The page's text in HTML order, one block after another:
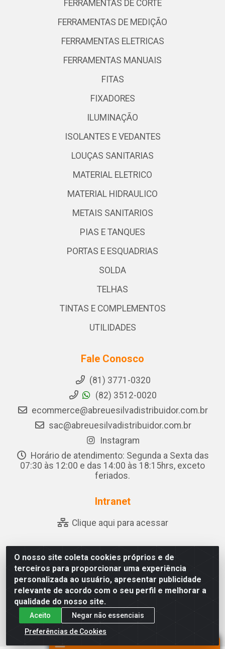
O nosso site coleta cookies próprios e de
terceiros para proporcionar uma experiência
personalizada ao usuário, apresentar publicidade
relevante de acordo com o seu perfil e melhorar a
qualidade do nosso site.
Aceito
Negar não essenciais
Preferências de Cookies
FERRAMENTAS DE CORTE
FERRAMENTAS DE MEDIÇÃO
FERRAMENTAS ELETRICAS
FERRAMENTAS MANUAIS
FITAS
FIXADORES
ILUMINAÇÃO
ISOLANTES E VEDANTES
LOUÇAS SANITARIAS
MATERIAL ELETRICO
MATERIAL HIDRAULICO
METAIS SANITARIOS
PIAS E TANQUES
PORTAS E ESQUADRIAS
SOLDA
TELHAS
TINTAS E COMPLEMENTOS
UTILIDADES
Fale Conosco
(81) 3771-0320
(82) 3512-0020
ecommerce@abreuesilvadistribuidor.com.br
sac@abreuesilvadistribuidor.com.br
Instagram
Horário de atendimento: Segunda a Sexta das
07:30 às 12:00 e das 14:00 às 18:15hrs, exceto
feriados.
Intranet
Clique aqui para acessar
Abreu & Silva - Rua Padre Jose de Souza Leite, 265 -
Ariado, Olho D'Água das Flores/AL - CEP 57.442-000 -
CNPJ 04.790.656/0001-06